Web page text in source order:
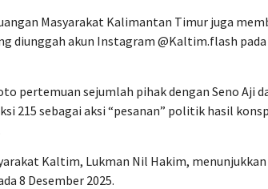
Masyarakat Kalimantan Timur juga
diunggah akun Instagram @Kaltim.flash pada
pertemuan sejumlah pihak dengan Seno Aji
215 sebagai aksi “pesanan” politik hasil
Kaltim, Lukman Nil Hakim,
8 Desember 2025.